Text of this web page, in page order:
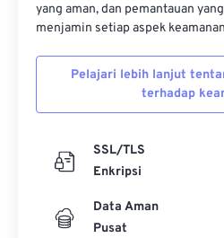
yang aman, dan pemantauan
menjamin setiap aspek
Pelajari lebih lanjut
terhadap
SSL/TLS
Enkripsi
Data Aman
Pusat